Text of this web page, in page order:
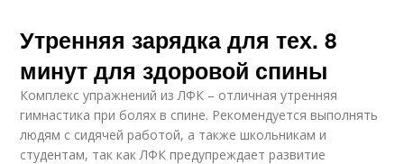
Утренняя зарядка для тех. 8
минут для здоровой спины
Комплекс упражнений из ЛФК – отличная утренняя
гимнастика при болях в спине. Рекомендуется выполнять
людям с сидячей работой, а также школьникам и
студентам, так как ЛФК предупреждает развитие